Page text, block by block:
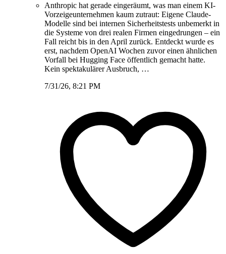
Anthropic hat gerade eingeräumt, was man einem KI-
Vorzeigeunternehmen kaum zutraut: Eigene Claude-
Modelle sind bei internen Sicherheitstests unbemerkt in
die Systeme von drei realen Firmen eingedrungen – ein
Fall reicht bis in den April zurück. Entdeckt wurde es
erst, nachdem OpenAI Wochen zuvor einen ähnlichen
Vorfall bei Hugging Face öffentlich gemacht hatte.
Kein spektakulärer Ausbruch, …
7/31/26, 8:21 PM